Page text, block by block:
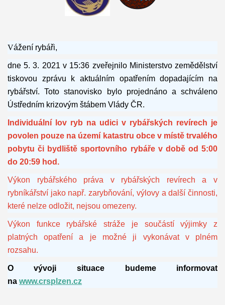
Vážení rybáři,
dne 5. 3. 2021 v 15:36 zveřejnilo Ministerstvo zemědělství
tiskovou zprávu k aktuálním opatřením dopadajícím na
rybářství. Toto stanovisko bylo projednáno a schváleno
Ústředním krizovým štábem Vlády ČR.
Individuální lov ryb na udici v rybářských revírech je
povolen pouze na území katastru obce v místě trvalého
pobytu či bydliště sportovního rybáře v době od 5:00
do 20:59 hod.
Výkon rybářského práva v rybářských revírech a v
rybníkářství jako např. zarybňování, výlovy a další činnosti,
které nelze odložit, nejsou omezeny.
Výkon funkce rybářské stráže je součástí výjimky z
platných opatření a je možné ji vykonávat v plném
rozsahu.
O vývoji situace budeme informovat
na www.crsplzen.cz